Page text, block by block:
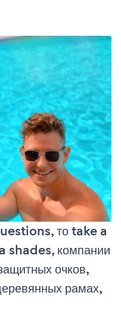
то take a
shades, компании
очков,
рамах,